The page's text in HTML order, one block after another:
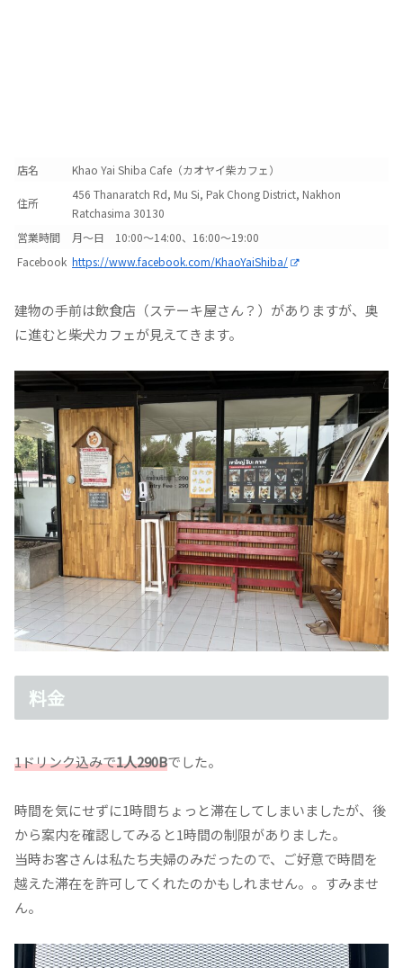
店名 Khao Yai Shiba Cafe（カオヤイ柴カフェ）
住所
456 Thanaratch Rd, Mu Si, Pak Chong District, Nakhon
Ratchasima 30130
営業時間
月〜日 10:00〜14:00、16:00〜19:00
Facebook https://www.facebook.com/KhaoYaiShiba/
建物の手前は飲食店（ステーキ屋さん？）がありますが、奥
に進むと柴犬カフェが見えてきます。
料金
1ドリンク込みで1人290Bでした。
時間を気にせずに1時間ちょっと滞在してしまいましたが、後
から案内を確認してみると1時間の制限がありました。
当時お客さんは私たち夫婦のみだったので、ご好意で時間を
越えた滞在を許可してくれたのかもしれません。。すみませ
ん。